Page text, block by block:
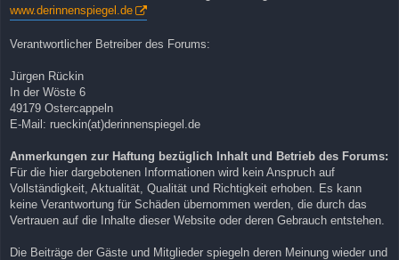
www.derinnenspiegel.de
Verantwortlicher Betreiber des Forums:
Jürgen Rückin
In der Wöste 6
49179 Ostercappeln
E-Mail: rueckin(at)derinnenspiegel.de
Anmerkungen zur Haftung bezüglich Inhalt und Betrieb des Forums:
Für die hier dargebotenen Informationen wird kein Anspruch auf
Vollständigkeit, Aktualität, Qualität und Richtigkeit erhoben. Es kann
keine Verantwortung für Schäden übernommen werden, die durch das
Vertrauen auf die Inhalte dieser Website oder deren Gebrauch entstehen.
Die Beiträge der Gäste und Mitglieder spiegeln deren Meinung wieder und